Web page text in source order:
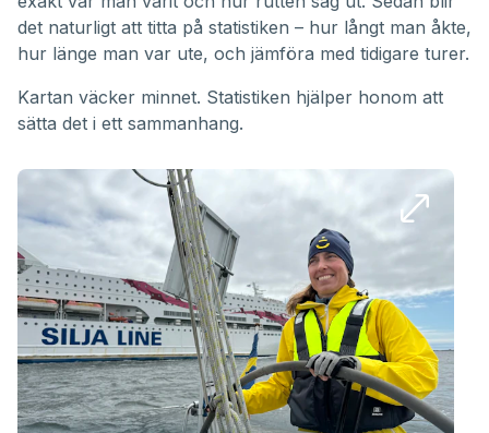
det naturligt att titta på statistiken – hur långt man åkte,
hur länge man var ute, och jämföra med tidigare turer.
Kartan väcker minnet. Statistiken hjälper honom att
sätta det i ett sammanhang.